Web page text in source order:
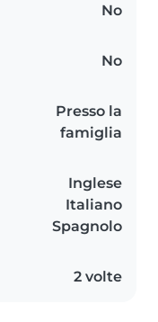
No
No
Presso la
famiglia
Inglese
Italiano
Spagnolo
2 volte